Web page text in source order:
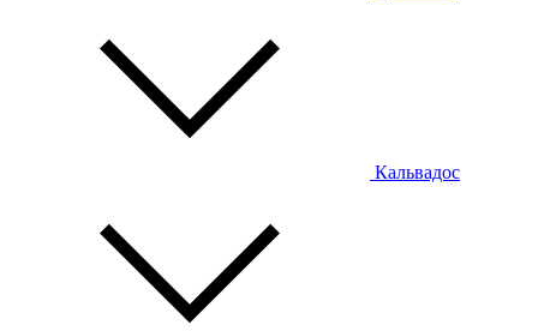
Кальвадос